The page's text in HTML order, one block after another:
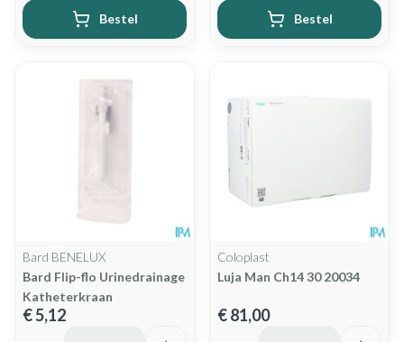
Bestel Bestel
Bard BENELUX
Bard Flip-flo Urinedrainage
Katheterkraan
€ 5,12
Coloplast
Luja Man Ch14 30 20034
€ 81,00